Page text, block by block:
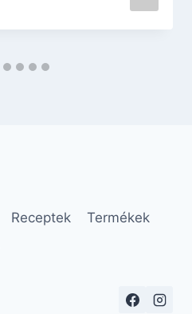
Receptek
Termékek